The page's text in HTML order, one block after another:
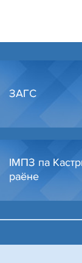
ЗАГС
ІМПЗ па
раёне